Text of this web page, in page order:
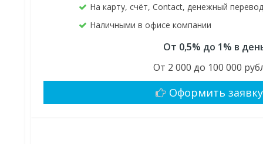
На карту, счёт, Contact, денежный
Наличными в офисе компании
От 0,5% до 1% в
От 2 000 до 100 000
Оформить заявку